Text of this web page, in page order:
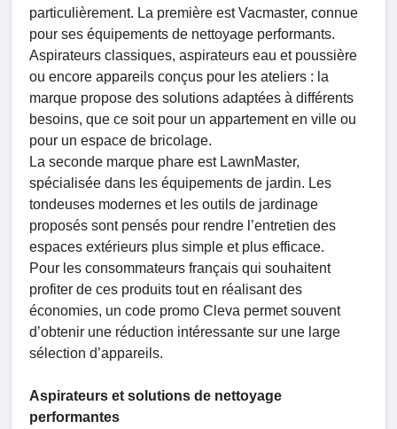
particulièrement. La première est Vacmaster, connue
pour ses équipements de nettoyage performants.
Aspirateurs classiques, aspirateurs eau et poussière
ou encore appareils conçus pour les ateliers : la
marque propose des solutions adaptées à différents
besoins, que ce soit pour un appartement en ville ou
pour un espace de bricolage.
La seconde marque phare est LawnMaster,
spécialisée dans les équipements de jardin. Les
tondeuses modernes et les outils de jardinage
proposés sont pensés pour rendre l’entretien des
espaces extérieurs plus simple et plus efficace.
Pour les consommateurs français qui souhaitent
profiter de ces produits tout en réalisant des
économies, un code promo Cleva permet souvent
d’obtenir une réduction intéressante sur une large
sélection d’appareils.
Aspirateurs et solutions de nettoyage
performantes